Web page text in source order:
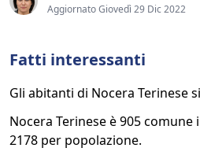
Aggiornato Giovedì 29 Dic 2022
Fatti interessanti
Gli abitanti di Nocera Terinese
Nocera Terinese è 905
2178 per popolazione.